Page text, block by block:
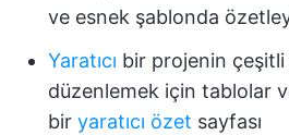
ve esnek şablonda
Yaratıcı bir projenin çeşitli
düzenlemek için tablolar
bir yaratıcı özet sayfası